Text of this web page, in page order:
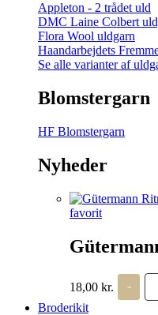
Appleton - 2 trådet uld
DMC Laine Colbert
Flora Wool uldgarn
Haandarbejdets
Se alle varianter af
Blomstergarn
HF Blomstergarn
Nyheder
favorit
18,00 kr. -
-
Broderikit